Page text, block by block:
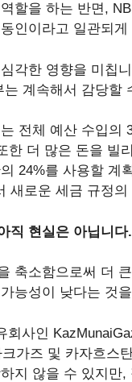
할을 하는 반면,
인이라고 일관되게
각한 영향을 미칩
계속해서 감당할
전체 예산 수입의
한 더 많은 돈을 빌
24%를 사용할 계
새로운 세금 규정
직 현실은 아닙니다.
축소함으로써 더
능성이 낮다는 것
회사인
가즈 및 카자흐스
지 않을 수 있지